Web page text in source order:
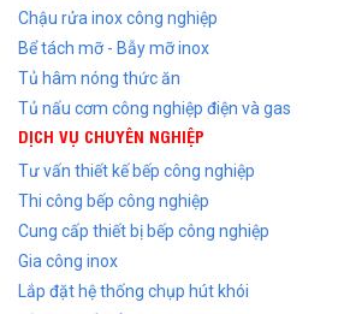
Chậu rửa inox công nghiệp
Bể tách mỡ - Bẫy mỡ inox
Tủ hâm nóng thức ăn
Tủ nấu cơm công nghiệp điện và gas
DỊCH VỤ CHUYÊN NGHIỆP
Tư vấn thiết kế bếp công nghiệp
Thi công bếp công nghiệp
Cung cấp thiết bị bếp công nghiệp
Gia công inox
Lắp đặt hệ thống chụp hút khói